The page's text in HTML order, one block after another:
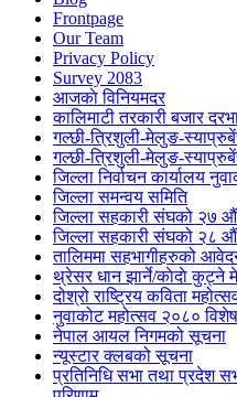
Frontpage
Our Team
Privacy Policy
Survey 2083
आजकाे विनियमदर
कालिमाटी तरकारी बजार
गल्छी-त्रिशुली-मेलुङ-
गल्छी-त्रिशुली-मेलुङ-
जिल्ला निर्वाचन कार्यालय
जिल्ला समन्वय समिति
जिल्ला सहकारी संघको २७ औं
जिल्ला सहकारी संघको २८ औं
तालिममा सहभागीहरुको
थ्रेसर धान झार्ने/काेदाे कुट्ने
दोश्रो राष्ट्रिय कविता
नुवाकोट महोत्सव २०८०
नेपाल आयल निगमको सूचना
न्यूस्टार क्लबको सूचना
प्रतिनिधि सभा तथा प्रदेश